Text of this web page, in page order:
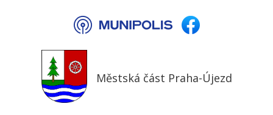
Městská část Praha-Újezd